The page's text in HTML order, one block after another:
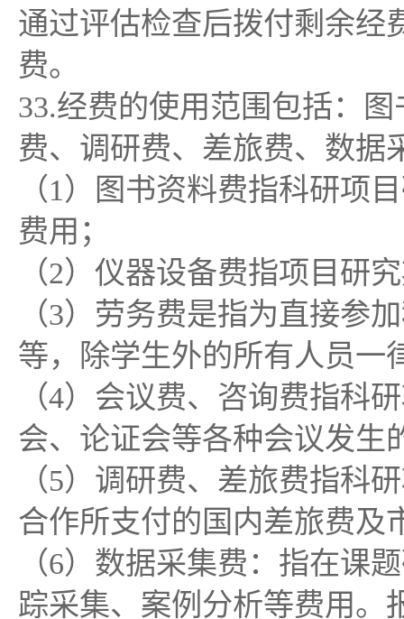
通过评估检查后拨付剩余经
费。
33.经费的使用范围包括：
费、调研费、差旅费、数据
（1）图书资料费指科研项
费用；
（2）仪器设备费指项目研
（3）劳务费是指为直接参
等，除学生外的所有人员一
（4）会议费、咨询费指科
会、论证会等各种会议发生
（5）调研费、差旅费指科
合作所支付的国内差旅费及
（6）数据采集费：指在课
踪采集、案例分析等费用。